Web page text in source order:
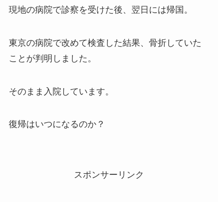
現地の病院で診察を受けた後、翌日には帰国。
東京の病院で改めて検査した結果、骨折していた
ことが判明しました。
そのまま入院しています。
復帰はいつになるのか？
スポンサーリンク